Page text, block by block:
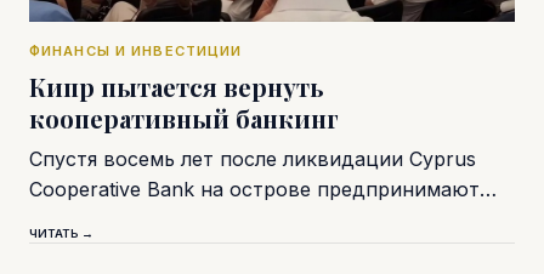
ФИНАНСЫ И ИНВЕСТИЦИИ
Кипр пытается вернуть
кооперативный банкинг
Спустя восемь лет после ликвидации Cyprus
Cooperative Bank на острове предпринимают…
ЧИТАТЬ →